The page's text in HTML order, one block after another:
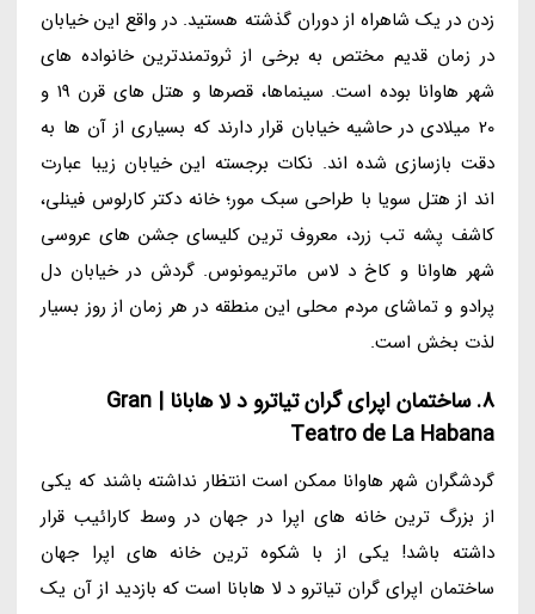
زدن در یک شاهراه از دوران گذشته هستید. در واقع این خیابان
در زمان قدیم مختص به برخی از ثروتمندترین خانواده های
شهر هاوانا بوده است. سینماها، قصرها و هتل های قرن 19 و
20 میلادی در حاشیه خیابان قرار دارند که بسیاری از آن ها به
دقت بازسازی شده اند. نکات برجسته این خیابان زیبا عبارت
اند از هتل سویا با طراحی سبک مور؛ خانه دکتر کارلوس فینلی،
کاشف پشه تب زرد، معروف ترین کلیسای جشن های عروسی
شهر هاوانا و کاخ د لاس ماتریمونوس. گردش در خیابان دل
پرادو و تماشای مردم محلی این منطقه در هر زمان از روز بسیار
لذت بخش است.
8. ساختمان اپرای گران تیاترو د لا هابانا | Gran
Teatro de La Habana
گردشگران شهر هاوانا ممکن است انتظار نداشته باشند که یکی
از بزرگ ترین خانه های اپرا در جهان در وسط کارائیب قرار
داشته باشد! یکی از با شکوه ترین خانه های اپرا جهان
ساختمان اپرای گران تیاترو د لا هابانا است که بازدید از آن یک